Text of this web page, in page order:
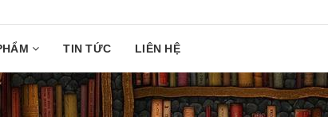
TIN TỨC LIÊN HỆ